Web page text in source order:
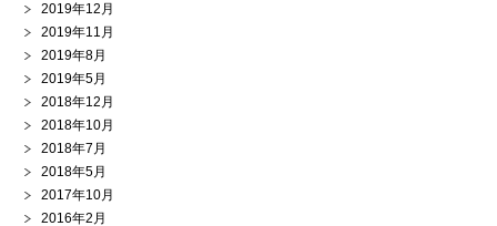
2019年12月
2019年11月
2019年8月
2019年5月
2018年12月
2018年10月
2018年7月
2018年5月
2017年10月
2016年2月